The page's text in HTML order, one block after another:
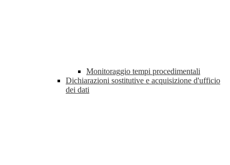
Monitoraggio tempi procedimentali
Dichiarazioni sostitutive e acquisizione d'ufficio
dei dati